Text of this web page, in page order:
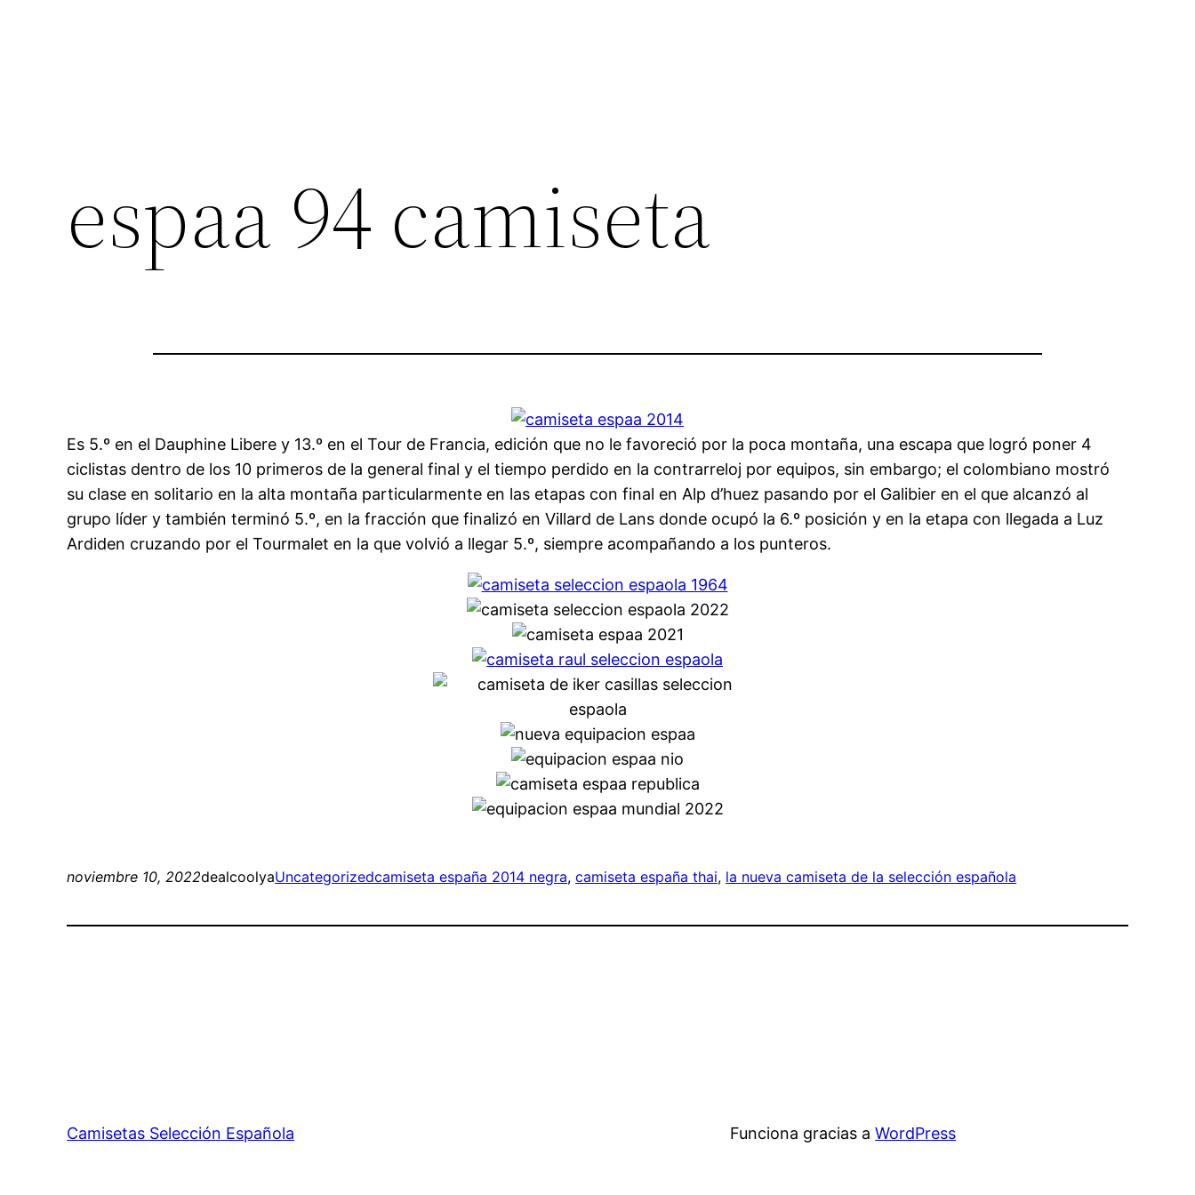
espaa 94 camiseta
Es 5.º en el Dauphine Libere y 13.º en el Tour de Francia, edición que no le favoreció por la poca montaña, una escapa que logró poner 4
ciclistas dentro de los 10 primeros de la general final y el tiempo perdido en la contrarreloj por equipos, sin embargo; el colombiano mostró
su clase en solitario en la alta montaña particularmente en las etapas con final en Alp d’huez pasando por el Galibier en el que alcanzó al
grupo líder y también terminó 5.º, en la fracción que finalizó en Villard de Lans donde ocupó la 6.º posición y en la etapa con llegada a Luz
Ardiden cruzando por el Tourmalet en la que volvió a llegar 5.º, siempre acompañando a los punteros.
noviembre 10, 2022dealcoolyaUncategorizedcamiseta españa 2014 negra, camiseta españa thai, la nueva camiseta de la selección española
Camisetas Selección Española Funciona gracias aWordPress